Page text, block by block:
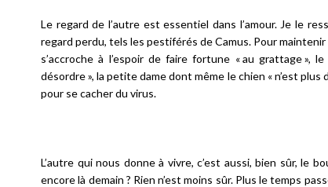
Le regard de l’autre est essentiel dans l’amour. Je le
regard perdu, tels les pestiférés de Camus. Pour
s’accroche à l’espoir de faire fortune « au grattage
désordre », la petite dame dont même le chien « n’est
pour se cacher du virus.
L’autre qui nous donne à vivre, c’est aussi, bien sûr, le
encore là demain ? Rien n’est moins sûr. Plus le temps